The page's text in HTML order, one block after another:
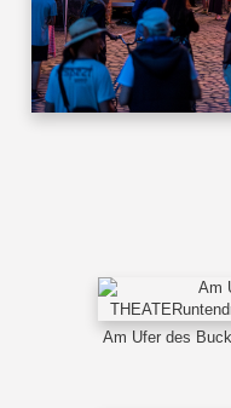
Am Ufer des